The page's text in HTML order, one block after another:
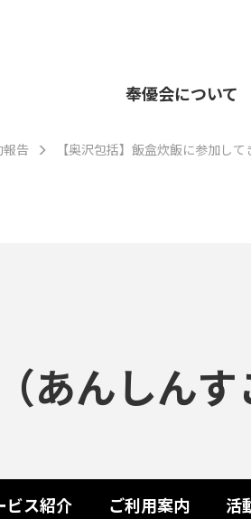
奉優会について
報告 【奥沢包括】飯盒炊飯に参加して
んしんす
ビス紹介 ご利用案内 活